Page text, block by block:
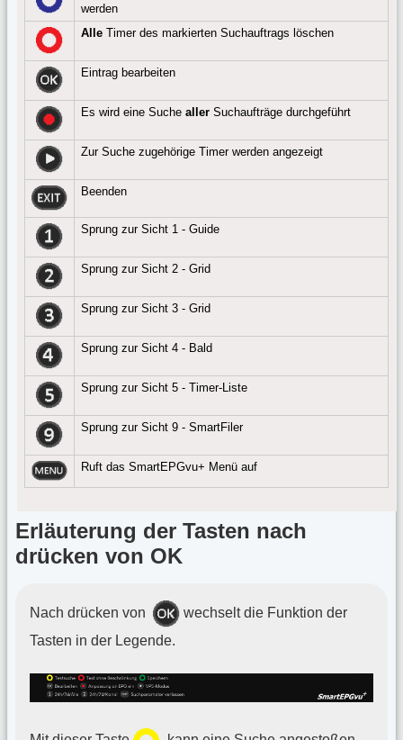
werden
AlleTimer des markierten Suchauftrags löschen
Eintrag bearbeiten
Es wird eine Suche allerSuchaufträge durchgeführt
Zur Suche zugehörige Timer werden angezeigt
Beenden
Sprung zur Sicht 1 - Guide
Sprung zur Sicht 2 - Grid
Sprung zur Sicht 3 - Grid
Sprung zur Sicht 4 - Bald
Sprung zur Sicht 5 - Timer-Liste
Sprung zur Sicht 9 - SmartFiler
Ruft das SmartEPGvu+ Menü auf
Erläuterung der Tasten nach
drücken von OK
Nach drücken von
wechselt die Funktion der
Tasten in der Legende.